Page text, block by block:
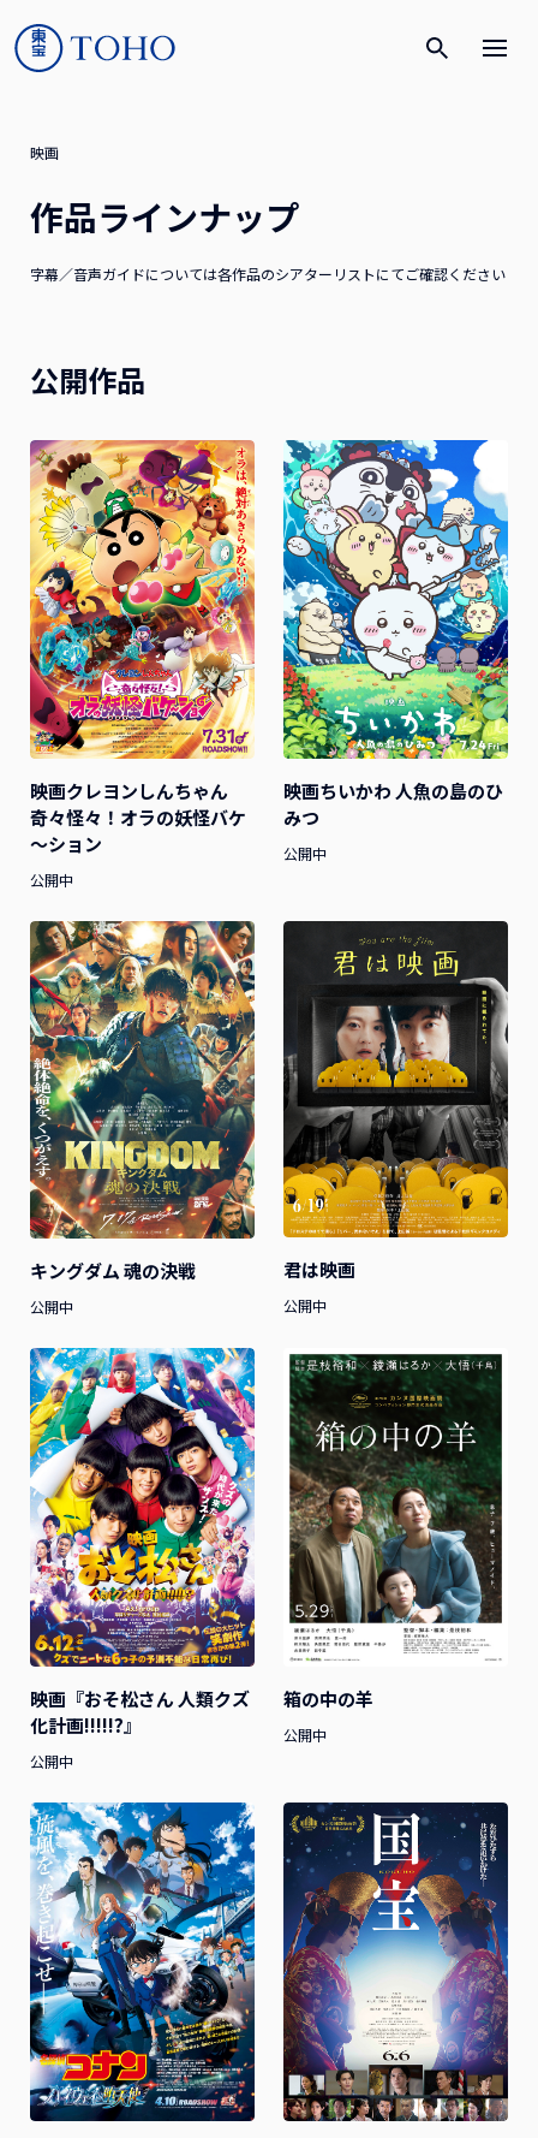
映画
作品ラインナップ
字幕／音声ガイドについては各作品のシアターリストにてご確認ください
公開作品
映画クレヨンしんちゃん
奇々怪々！オラの妖怪バケ
～ション
公開中
映画ちいかわ 人魚の島のひ
みつ
公開中
キングダム 魂の決戦
公開中
君は映画
公開中
映画『おそ松さん 人類クズ
化計画!!!!!?』
公開中
箱の中の羊
公開中